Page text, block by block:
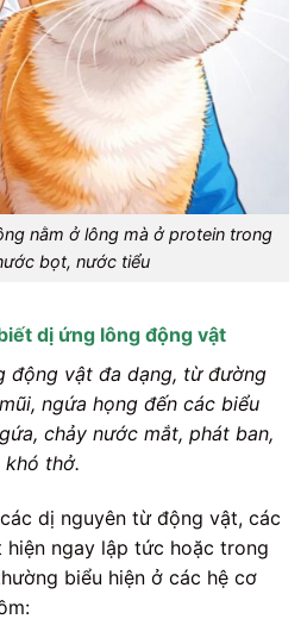
nằm ở lông mà ở protein trong
bọt, nước tiểu
dị ứng lông động vật
động vật đa dạng, từ đường
ngứa họng đến các biểu
chảy nước mắt, phát ban,
khó thở.
dị nguyên từ động vật, các
ngay lập tức hoặc trong
biểu hiện ở các hệ cơ